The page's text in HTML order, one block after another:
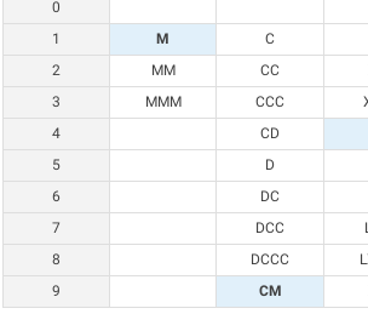
0
1
M C
2
MM CC
3
MMM CCC
4
CD
5
D
6
DC
7
DCC
8
DCCC
9
CM